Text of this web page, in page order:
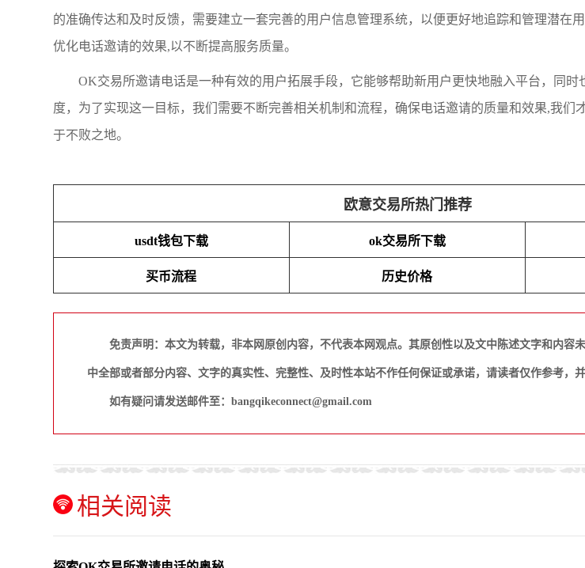
的准确传达和及时反馈，需要建立一套完善的用户信息管理系统，以便更好地追踪和管理潜在
优化电话邀请的效果,以不断提高服务质量。
OK交易所邀请电话是一种有效的用户拓展手段，它能够帮助新用户更快地融入平台，同时
度，为了实现这一目标，我们需要不断完善相关机制和流程，确保电话邀请的质量和效果,我们
于不败之地。
欧意交易所热门推荐
usdt钱包下载 ok交易所下载
买币流程 历史价格
免责声明：本文为转载，非本网原创内容，不代表本网观点。其原创性以及文中陈述文字和内容
中全部或者部分内容、文字的真实性、完整性、及时性本站不作任何保证或承诺，请读者仅作参考，
如有疑问请发送邮件至：bangqikeconnect@gmail.com
相关阅读